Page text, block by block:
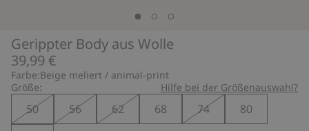
Gerippter Body aus Wolle
39,99 €
Farbe:Beige meliert / animal-print
Größe:
Hilfe bei der Größenauswahl?
50 56 62 68 74
80